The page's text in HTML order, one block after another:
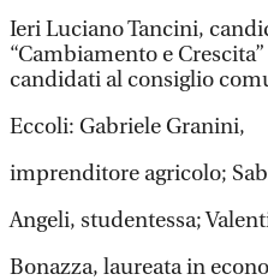
Ieri Luciano Tancini,
“Cambiamento e
candidati al consiglio
Eccoli: Gabriele Granini,
imprenditore agricolo;
Angeli, studentessa;
Bonazza, laureata in